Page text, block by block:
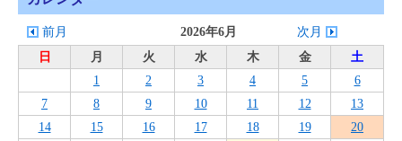
前月 2026年6月
次月
日
月 火 水 木 金
土
1
2 3 4 5
6
7
8 9 10 11 12
13
14
15 16 17 18 19
20